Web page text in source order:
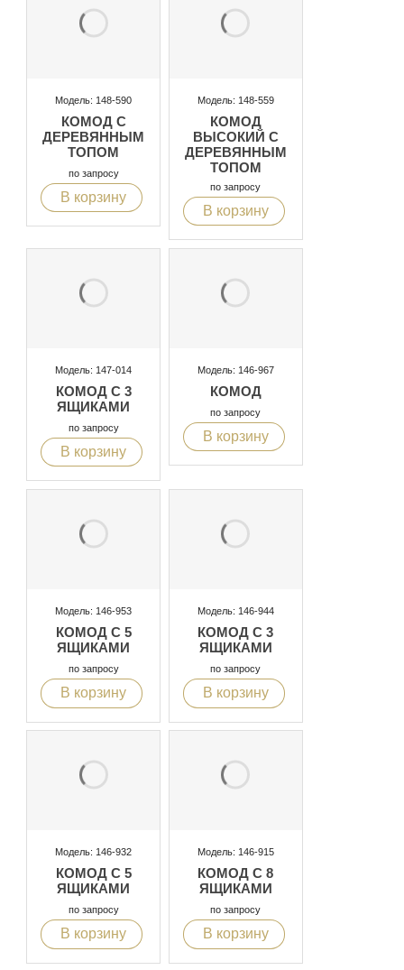
Модель: 148-590
КОМОД С
ДЕРЕВЯННЫМ
ТОПОМ
по запросу
В корзину
Модель: 148-559
КОМОД
ВЫСОКИЙ С
ДЕРЕВЯННЫМ
ТОПОМ
по запросу
В корзину
Модель: 147-014
КОМОД С 3
ЯЩИКАМИ
по запросу
В корзину
Модель: 146-967
КОМОД
по запросу
В корзину
Модель: 146-953
КОМОД С 5
ЯЩИКАМИ
по запросу
В корзину
Модель: 146-944
КОМОД С 3
ЯЩИКАМИ
по запросу
В корзину
Модель: 146-932
КОМОД С 5
ЯЩИКАМИ
по запросу
В корзину
Модель: 146-915
КОМОД С 8
ЯЩИКАМИ
по запросу
В корзину